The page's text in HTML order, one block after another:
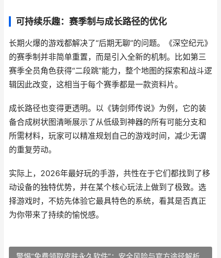
可持续乐趣：赛季制与成长路径的优化
长期火爆的游戏都解决了“后期无聊”的问题。《深空纪元》
的赛季制并非简单重置，而是引入全新的机制。比如第三
赛季全员角色获得“二段跳”能力，整个地图的探索和战斗逻
辑因此改变，这相当于每个赛季都是一款资料片。
成长路径也变得更透明。以《铸剑师传说》为例，它的装
备合成树状图清晰展示了从低级到神器的所有可能分支和
所需材料，玩家可以精准规划自己的游戏时间，减少无谓
的重复劳动。
实际上，2026年最好玩的手游，共性在于它们都找到了移
动设备的独特优势，并在某个核心玩法上做到了极致。选
择游戏时，不妨先体验它最具特色的系统，看其是否真正
为你带来了持续的愉悦感。